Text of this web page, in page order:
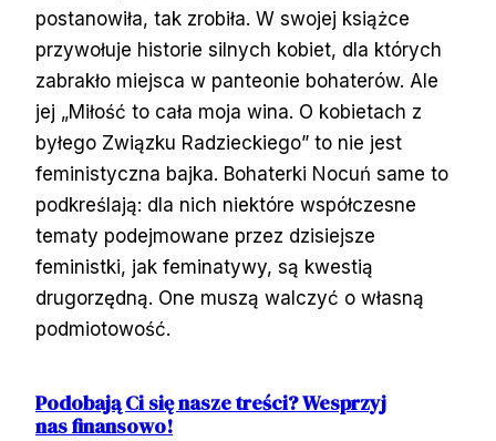
postanowiła, tak zrobiła. W swojej książce
przywołuje historie silnych kobiet, dla których
zabrakło miejsca w panteonie bohaterów. Ale
jej „Miłość to cała moja wina. O kobietach z
byłego Związku Radzieckiego” to nie jest
feministyczna bajka. Bohaterki Nocuń same to
podkreślają: dla nich niektóre współczesne
tematy podejmowane przez dzisiejsze
feministki, jak feminatywy, są kwestią
drugorzędną. One muszą walczyć o własną
podmiotowość.
Podobają Ci się nasze treści? Wesprzyj
nas finansowo!